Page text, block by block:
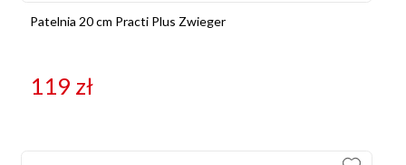
Patelnia 20 cm Practi Plus Zwieger
119 zł